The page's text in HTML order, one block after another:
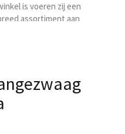
is voeren zij een
assortiment aan
Joure of omgeving, dan
u bij ons zeker aan
goede adres. Wij